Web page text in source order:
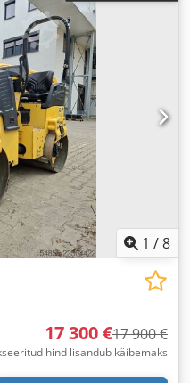
1 /8
17 300 €17 900 €
hind lisandub käibemaks